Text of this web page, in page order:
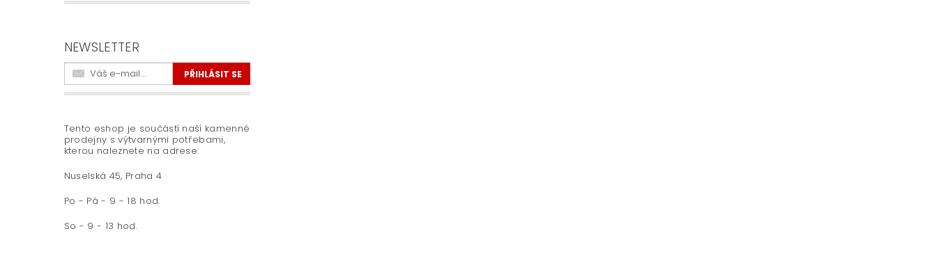
NEWSLETTER
Tento eshop je součástí naší kamenné
prodejny s výtvarnými potřebami,
kterou naleznete na adrese:
Nuselská 45, Praha 4
Po - Pá - 9 - 18 hod.
So - 9 - 13 hod.